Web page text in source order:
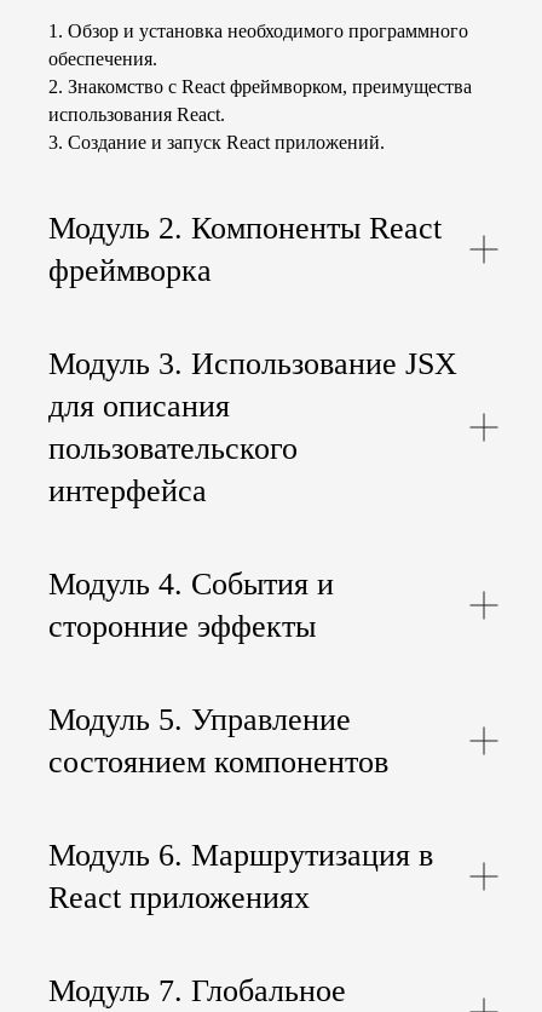
1. Обзор и установка необходимого программного
обеспечения.
2. Знакомство с React фреймворком, преимущества
использования React.
3. Создание и запуск React приложений.
Модуль 2. Компоненты React
фреймворка
Модуль 3. Использование JSX
для описания
пользовательского
интерфейса
Модуль 4. События и
сторонние эффекты
Модуль 5. Управление
состоянием компонентов
Модуль 6. Маршрутизация в
React приложениях
Модуль 7. Глобальное
среди других соискателей.